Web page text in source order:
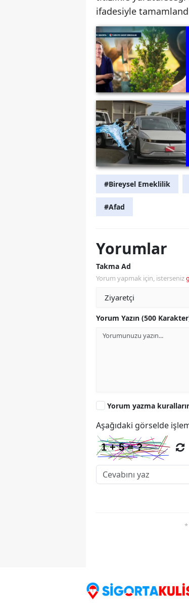
ifadesiyle
#Bireysel Emeklilik
#Afad
Yorumlar
Takma Ad
Yorum yapmak için, isterseniz
Yorum Yazın (500
Yorum yazma
Aşağıdaki görselde
*